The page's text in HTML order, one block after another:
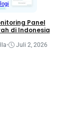
Panel
di Indonesia
• Juli 2, 2026